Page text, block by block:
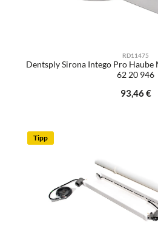
RD11475
Dentsply Sirona Intego Pro Haube
62 20 946
Regulärer
93,46 €
Tipp